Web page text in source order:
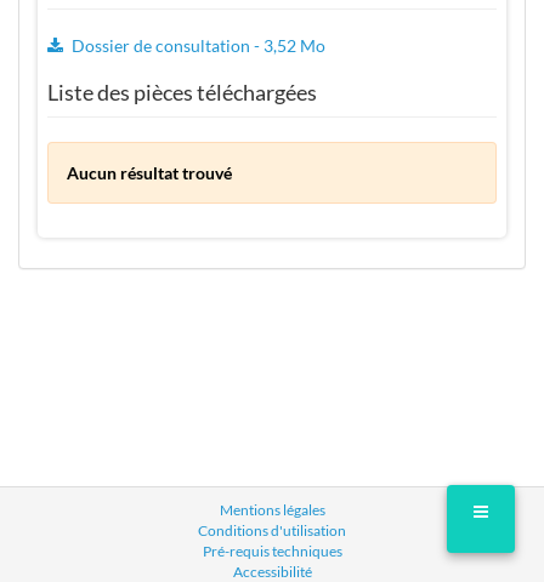
Dossier de consultation - 3,52 Mo
Liste des pièces téléchargées
Aucun résultat trouvé
Mentions légales
Conditions d'utilisation
Pré-requis techniques
Accessibilité